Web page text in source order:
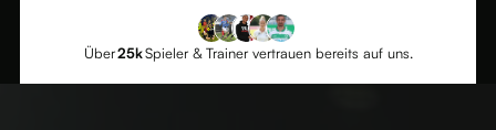
Über25kSpieler & Trainer vertrauen bereits auf uns.